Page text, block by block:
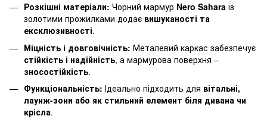
Розкішні матеріали: Чорний мармур Nero Sahara із
золотими прожилками додає вишуканості та
ексклюзивності.
Міцність і довговічність: Металевий каркас забезпечує
стійкість і надійність, а мармурова поверхня –
зносостійкість.
Функціональність: Ідеально підходить для вітальні,
лаунж-зони або як стильний елемент біля дивана чи
крісла.